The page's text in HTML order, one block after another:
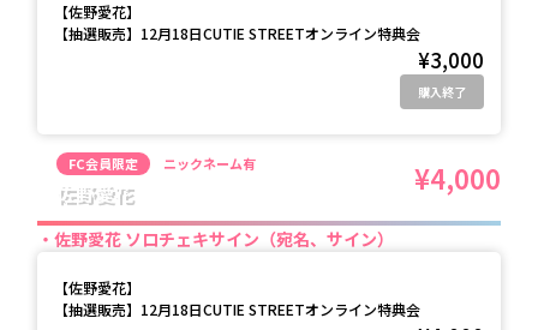
【佐野愛花】
【抽選販売】12月18日CUTIE STREETオンライン特典会
¥3,000
購入終了
FC会員限定 ニックネーム有
佐野愛花 ¥4,000
佐野愛花 ソロチェキサイン（宛名、サイン）
【佐野愛花】
【抽選販売】12月18日CUTIE STREETオンライン特典会